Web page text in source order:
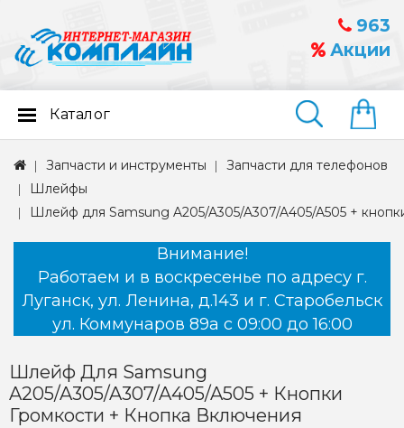
963
Акции
Найти
Каталог
Запчасти и инструменты
Запчасти для телефонов
Шлейфы
Шлейф для Samsung A205/A305/A307/A405/A505 +
Внимание!
Работаем и в воскресенье по адресу г.
Луганск, ул. Ленина, д.143 и г. Старобельск
ул. Коммунаров 89а с 09:00 до 16:00
Шлейф Для Samsung
A205/A305/A307/A405/A505 + Кнопки
Громкости + Кнопка Включения